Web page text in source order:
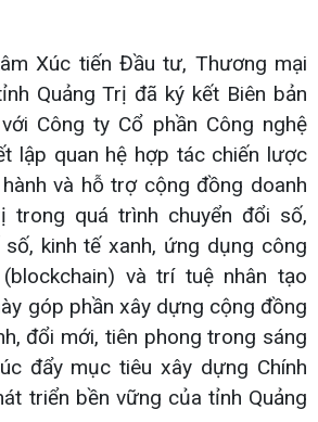
Xúc tiến Đầu tư, Thương mại
Quảng Trị đã ký kết Biên bản
Công ty Cổ phần Công nghệ
lập quan hệ hợp tác chiến lược
và hỗ trợ cộng đồng doanh
trong quá trình chuyển đổi số,
kinh tế xanh, ứng dụng công
và trí tuệ nhân tạo
góp phần xây dựng cộng đồng
đổi mới, tiên phong trong sáng
đẩy mục tiêu xây dựng Chính
triển bền vững của tỉnh Quảng